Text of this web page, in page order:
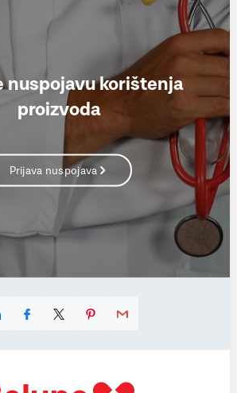
nuspojavu korištenja
proizvoda
Prijava nuspojava
Facebook
X PinterestE-mail